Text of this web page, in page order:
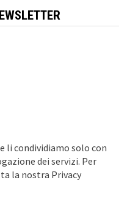
li condividiamo solo con
dei servizi. Per
la nostra Privacy